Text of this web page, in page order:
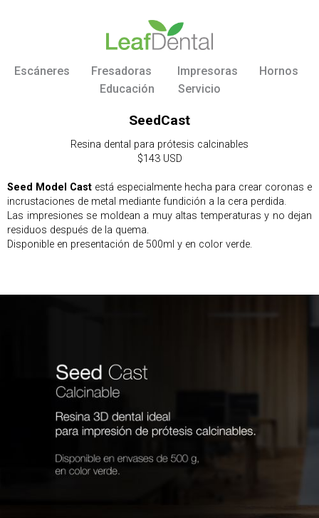
Escáneres Fresadoras Impresoras
Hornos
Educación
Servicio
SeedCast
Resina dental para prótesis calcinables
$143 USD
Seed Model Cast está especialmente hecha para crear coronas e
incrustaciones de metal mediante fundición a la cera perdida.
Las impresiones se moldean a muy altas temperaturas y no dejan
residuos después de la quema.
Disponible en presentación de 500ml y en color verde.